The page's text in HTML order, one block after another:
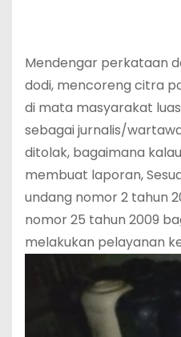
Mendengar perkataan
dodi, mencoreng citra
di mata masyarakat
sebagai jurnalis/
ditolak, bagaimana
membuat laporan,
undang nomor 2 tahun
nomor 25 tahun 2009
melakukan pelayanan